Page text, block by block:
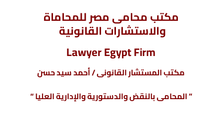
مكتب محامى مصر للمحاماة
والاستشارات القانونية
Lawyer Egypt Firm
مكتب المستشار القانونى / أحمد سيد حسن
” المحامى بالنقض والدستورية والإدارية العليا “